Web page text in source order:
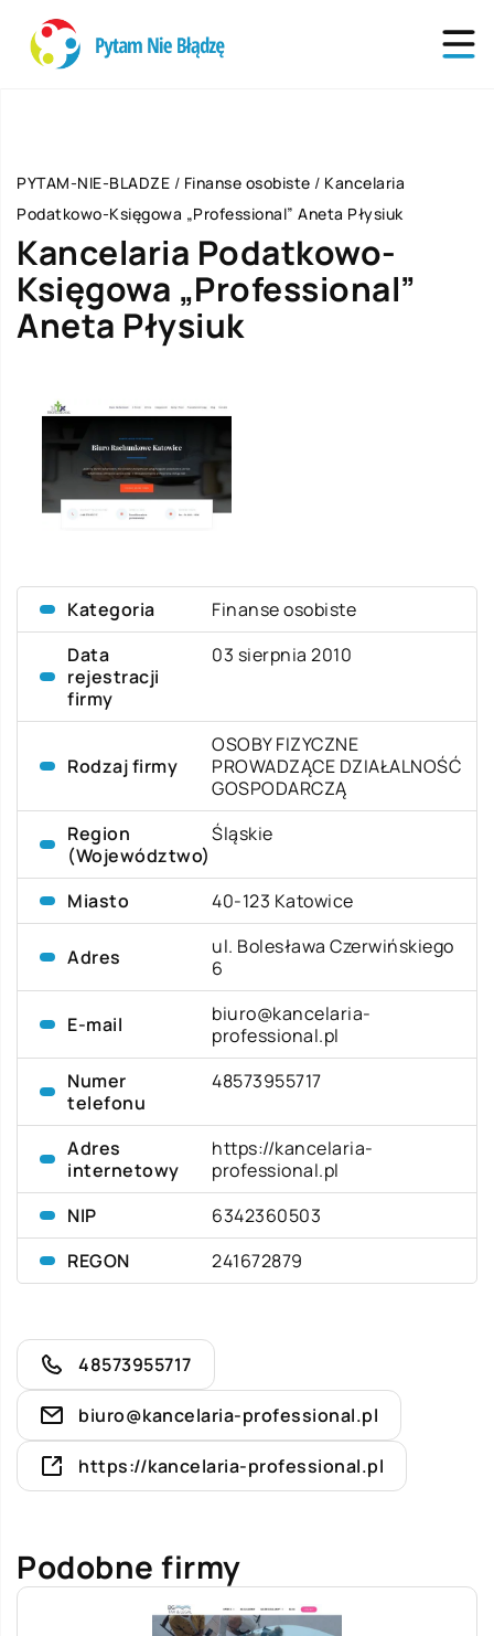
PYTAM-NIE-BLADZE / Finanse osobiste / Kancelaria
Podatkowo-Księgowa „Professional” Aneta Płysiuk
Kancelaria Podatkowo-
Księgowa „Professional”
Aneta Płysiuk
Kategoria
Finanse osobiste
Data
rejestracji
firmy
03 sierpnia 2010
Rodzaj firmy
OSOBY FIZYCZNE
PROWADZĄCE DZIAŁALNOŚĆ
GOSPODARCZĄ
Region
(Województwo)
Śląskie
Miasto 40-123 Katowice
Adres
ul. Bolesława Czerwińskiego
6
E-mail
biuro@kancelaria-
professional.pl
Numer
telefonu
48573955717
Adres
internetowy
https://kancelaria-
professional.pl
NIP
6342360503
REGON
241672879
48573955717
biuro@kancelaria-professional.pl
https://kancelaria-professional.pl
Podobne firmy